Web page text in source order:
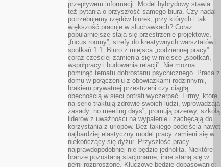
przepływem informacji. Model hybrydowy stawia
też pytania o przyszłość samego biura. Czy nadal
potrzebujemy rzędów biurek, przy których i tak
większość pracuje w słuchawkach? Coraz
popularniejsze stają się przestrzenie projektowe,
„focus roomy”, strefy do kreatywnych warsztatów i
spotkań 1:1. Biuro z miejsca „codziennej pracy”
coraz częściej zamienia się w miejsce „spotkań,
współpracy i budowania relacji”. Nie można
pominąć tematu dobrostanu psychicznego. Praca z
domu w połączeniu z obowiązkami rodzinnymi,
brakiem prywatnej przestrzeni czy ciągłą
obecnością w sieci potrafi wyczerpać. Firmy, które
na serio traktują zdrowie swoich ludzi, wprowadzają
zasady „no meeting days”, promują przerwy, szkolą
liderów z uważności na wypalenie i zachęcają do
korzystania z urlopów. Bez takiego podejścia nawet
najbardziej elastyczny model pracy zamieni się w
niekończący się dyżur. Przyszłość pracy
najprawdopodobniej nie będzie jednolita. Niektóre
branże pozostaną stacjonarne, inne staną się w
pełni rozproszone. Kluczowe będzie dopasowanie: